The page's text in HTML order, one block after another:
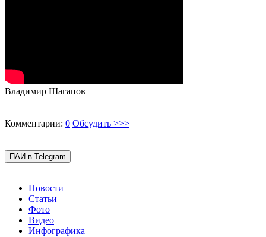
Владимир Шагапов
Комментарии: 0 Обсудить >>>
ПАИ в Telegram
Новости
Статьи
Фото
Видео
Инфографика